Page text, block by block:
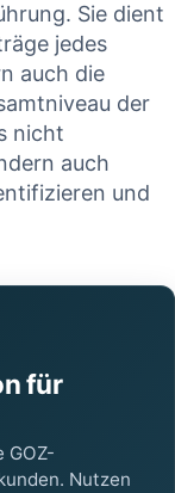
⁤Sie dient
⁣jedes
auch ⁢die
⁣der
nicht
auch
und
für
GOZ-
Nutzen